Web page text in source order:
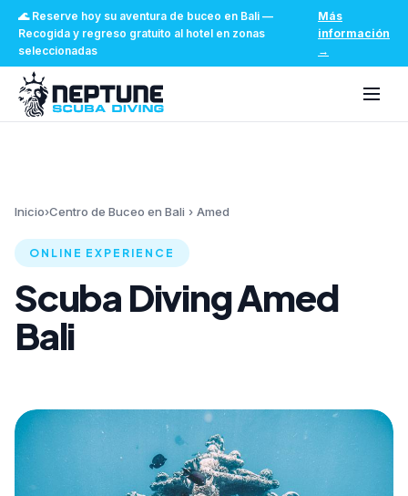
🌊 Reserve hoy su aventura de buceo en Bali —
Recogida y regreso gratuito al hotel en zonas
seleccionadas
Más
información
→
Inicio›Centro de Buceo en Bali › Amed
ONLINE EXPERIENCE
Scuba Diving Amed
Bali